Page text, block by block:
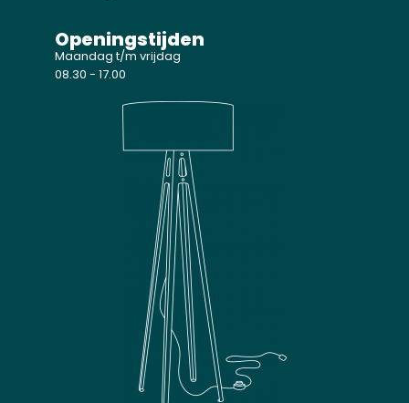
Openingstijden
Maandag t/m vrijdag
08.30 - 17.00